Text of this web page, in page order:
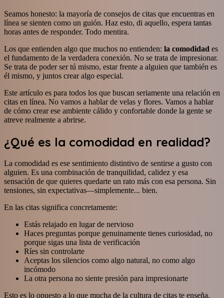
Seamos honesto: la mayoría de consejos de citas que encuentras en
línea se sienten como un guión. Haz esto, di aquello, espera tantas
horas antes de responder. Todo mentira.
Los que entienden algo que muchos no entienden: la comodidad es
el fundamento de la verdadera conexión. No se trata de impresionar.
Se trata de poder ser tú mismo, estar frente a alguien que también es
él mismo, y juntos crear algo especial.
Este artículo es para todos los que buscan seriamente una relación en
citas en línea. No vamos a hablar de velas y flores. Vamos a hablar
de cómo crear ese ambiente cálido y confortable donde la gente se
atreve realmente a abrirse.
¿Qué es la comodidad en realidad?
La comodidad es ese sentimiento distintivo de sentirse a gusto con
alguien. Es una combinación de tranquilidad, calidez y esa
sensación de que quieres quedarte un rato más con esa persona. Sin
tensiones, sin expectativas—simplemente... bien.
En las citas significa concretamente:
Estás relajado en lugar de nervioso
Haces preguntas porque genuinamente tienes curiosidad, no
porque sigas una lista de verificación
Ríes sin controlarte
Aceptas los silencios como algo natural, no como algo
incómodo
La otra persona no siente presión para impresionarte
Esto es lo opuesto a lo que mucha de la cultura de citas te enseña.